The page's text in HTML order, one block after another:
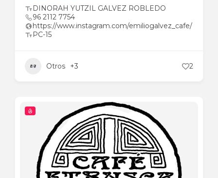
DINORAH YUTZIL GALVEZ ROBLEDO
96 2112 7754
https://www.instagram.com/emiliogalvez_cafe/
PC-15
Otros +3 2